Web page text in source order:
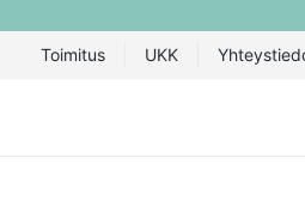
Toimitus UKK